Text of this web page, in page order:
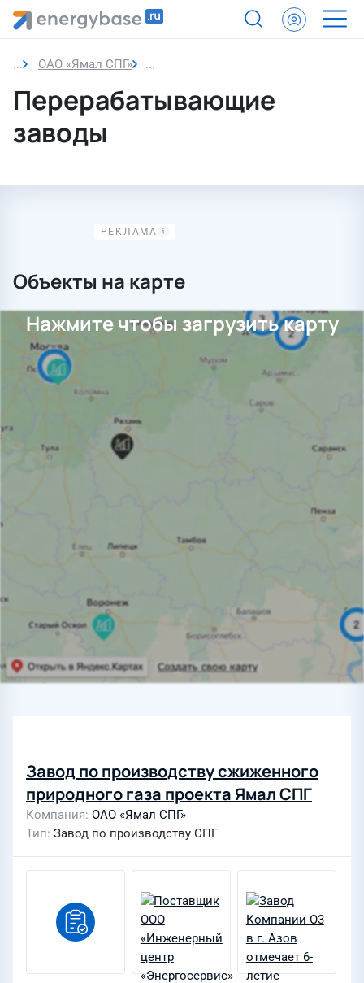
ОАО «Ямал СПГ» Перерабатывающие заводы
Перерабатывающие
заводы
Объекты на карте
Нажмите чтобы загрузить карту
Завод по производству сжиженного
природного газа проекта Ямал СПГ
Компания ОАО «Ямал СПГ»
Тип Завод по производству СПГ